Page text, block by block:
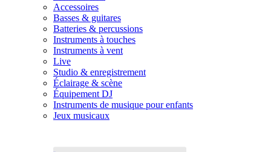
Accessoires
Basses & guitares
Batteries & percussions
Instruments à touches
Instruments à vent
Live
Studio & enregistrement
Éclairage & scène
Équipement DJ
Instruments de musique pour enfants
Jeux musicaux